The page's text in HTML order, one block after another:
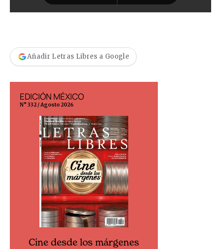
Añadir Letras Libres a Google
EDICIÓN MÉXICO
N° 332 / Agosto 2026
Cine desde los márgenes